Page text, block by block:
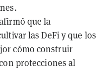
que la
las DeFi y que los
cómo construir
protecciones al